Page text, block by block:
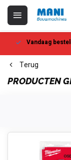
Vandaag besteld,
Terug
PRODUCTEN